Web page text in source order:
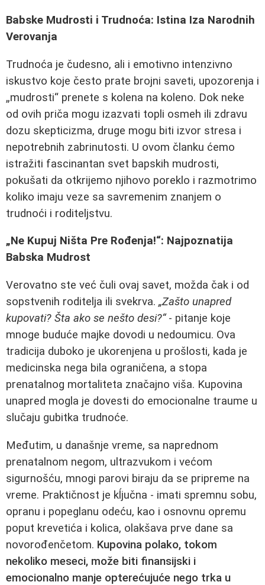
Babske Mudrosti i Trudnoća: Istina Iza Narodnih
Verovanja
Trudnoća je čudesno, ali i emotivno intenzivno
iskustvo koje često prate brojni saveti, upozorenja i
„mudrosti“ prenete s kolena na koleno. Dok neke
od ovih priča mogu izazvati topli osmeh ili zdravu
dozu skepticizma, druge mogu biti izvor stresa i
nepotrebnih zabrinutosti. U ovom članku ćemo
istražiti fascinantan svet bapskih mudrosti,
pokušati da otkrijemo njihovo poreklo i razmotrimo
koliko imaju veze sa savremenim znanjem o
trudnoći i roditeljstvu.
„Ne Kupuj Ništa Pre Rođenja!“: Najpoznatija
Babska Mudrost
Verovatno ste već čuli ovaj savet, možda čak i od
sopstvenih roditelja ili svekrva. „Zašto unapred
kupovati? Šta ako se nešto desi?“- pitanje koje
mnoge buduće majke dovodi u nedoumicu. Ova
tradicija duboko je ukorenjena u prošlosti, kada je
medicinska nega bila ograničena, a stopa
prenatalnog mortaliteta značajno viša. Kupovina
unapred mogla je dovesti do emocionalne traume u
slučaju gubitka trudnoće.
Međutim, u današnje vreme, sa naprednom
prenatalnom negom, ultrazvukom i većom
sigurnošću, mnogi parovi biraju da se pripreme na
vreme. Praktičnost je kĺjučna - imati spremnu sobu,
opranu i popeglanu odeću, kao i osnovnu opremu
poput krevetića i kolica, olakšava prve dane sa
novorođenčetom. Kupovina polako, tokom
nekoliko meseci, može biti finansijski i
emocionalno manje opterećujuće nego trka u